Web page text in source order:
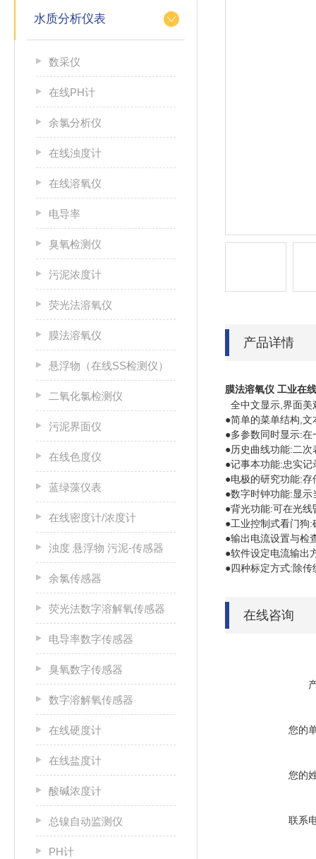
水质分析仪表
数采仪
在线PH计
余氯分析仪
在线浊度计
在线溶氧仪
电导率
臭氧检测仪
污泥浓度计
荧光法溶氧仪
膜法溶氧仪
悬浮物（在线SS检测仪）
二氧化氯检测仪
污泥界面仪
在线色度仪
蓝绿藻仪表
在线密度计/浓度计
浊度 悬浮物 污泥-传感器
余氯传感器
荧光法数字溶解氧传感器
电导率数字传感器
臭氧数字传感器
数字溶解氧传感器
在线硬度计
在线盐度计
酸碱浓度计
总镍自动监测仪
PH计
产品详情
膜法溶氧仪 工业在
全中文显示,界面
●简单的菜单结构,
●多参数同时显示:
●历史曲线功能:二
●记事本功能:忠实
●电极的研究功能:
●数字时钟功能:显
●背光功能:可在光
●工业控制式看门狗
●输出电流设置与检
●软件设定电流输出
●四种标定方式:除
在线咨询
您的
您的
联系